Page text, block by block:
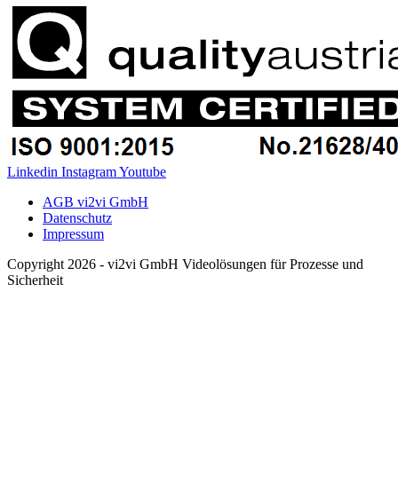
Linkedin InstagramYoutube
AGB vi2vi GmbH
Datenschutz
Impressum
Copyright 2026 - vi2vi GmbH Videolösungen für Prozesse und
Sicherheit